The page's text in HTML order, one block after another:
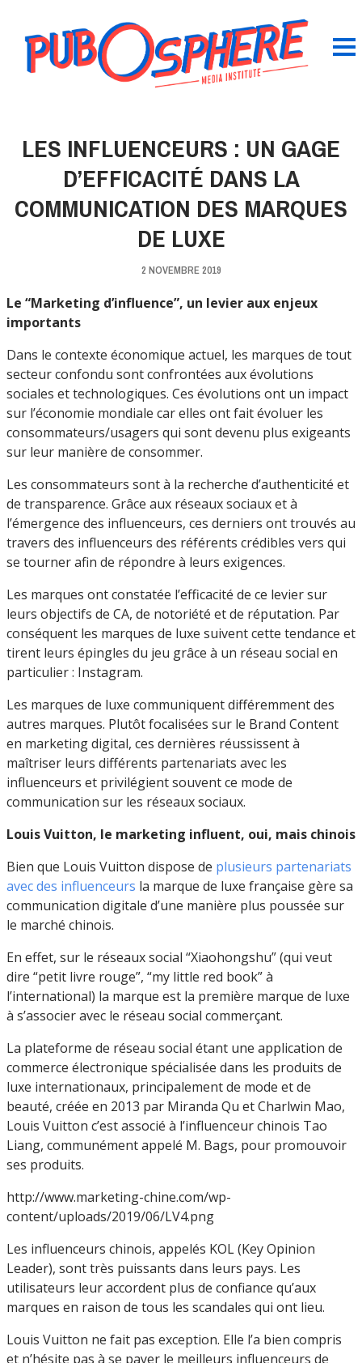
LES INFLUENCEURS : UN GAGE
D’EFFICACITÉ DANS LA
COMMUNICATION DES MARQUES
DE LUXE
2 NOVEMBRE 2019
Le “Marketing d’influence”, un levier aux enjeux
importants
Dans le contexte économique actuel, les marques de tout
secteur confondu sont confrontées aux évolutions
sociales et technologiques. Ces évolutions ont un impact
sur l’économie mondiale car elles ont fait évoluer les
consommateurs/usagers qui sont devenu plus exigeants
sur leur manière de consommer.
Les consommateurs sont à la recherche d’authenticité et
de transparence. Grâce aux réseaux sociaux et à
l’émergence des influenceurs, ces derniers ont trouvés au
travers des influenceurs des référents crédibles vers qui
se tourner afin de répondre à leurs exigences.
Les marques ont constatée l’efficacité de ce levier sur
leurs objectifs de CA, de notoriété et de réputation. Par
conséquent les marques de luxe suivent cette tendance et
tirent leurs épingles du jeu grâce à un réseau social en
particulier : Instagram.
Les marques de luxe communiquent différemment des
autres marques. Plutôt focalisées sur le Brand Content
en marketing digital, ces dernières réussissent à
maîtriser leurs différents partenariats avec les
influenceurs et privilégient souvent ce mode de
communication sur les réseaux sociaux.
Louis Vuitton, le marketing influent, oui, mais chinois
Bien que Louis Vuitton dispose de plusieurs partenariats
avec des influenceurs la marque de luxe française gère sa
communication digitale d’une manière plus poussée sur
le marché chinois.
En effet, sur le réseaux social “Xiaohongshu” (qui veut
dire “petit livre rouge”, “my little red book” à
l’international) la marque est la première marque de luxe
à s’associer avec le réseau social commerçant.
La plateforme de réseau social étant une application de
commerce électronique spécialisée dans les produits de
luxe internationaux, principalement de mode et de
beauté, créée en 2013 par Miranda Qu et Charlwin Mao,
Louis Vuitton c’est associé à l’influenceur chinois Tao
Liang, communément appelé M. Bags, pour promouvoir
ses produits.
http://www.marketing-chine.com/wp-
content/uploads/2019/06/LV4.png
Les influenceurs chinois, appelés KOL (Key Opinion
Leader), sont très puissants dans leurs pays. Les
utilisateurs leur accordent plus de confiance qu’aux
marques en raison de tous les scandales qui ont lieu.
Louis Vuitton ne fait pas exception. Elle l’a bien compris
et n’hésite pas à se payer le meilleurs influenceurs de